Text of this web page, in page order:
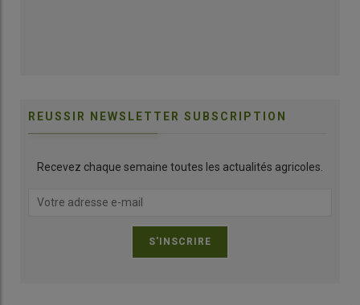
REUSSIR NEWSLETTER SUBSCRIPTION
Recevez chaque semaine toutes les actualités agricoles.